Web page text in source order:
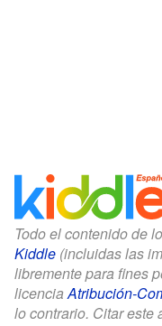
Todo el contenido de
Kiddle (incluidas las
libremente para fines
licenciaAtribución-
lo contrario. Citar este